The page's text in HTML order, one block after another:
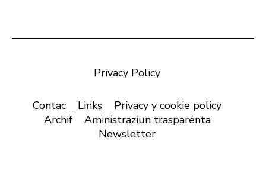
Privacy Policy
Contac Links
Privacy y cookie policy
Archif
Aministraziun trasparënta
Newsletter